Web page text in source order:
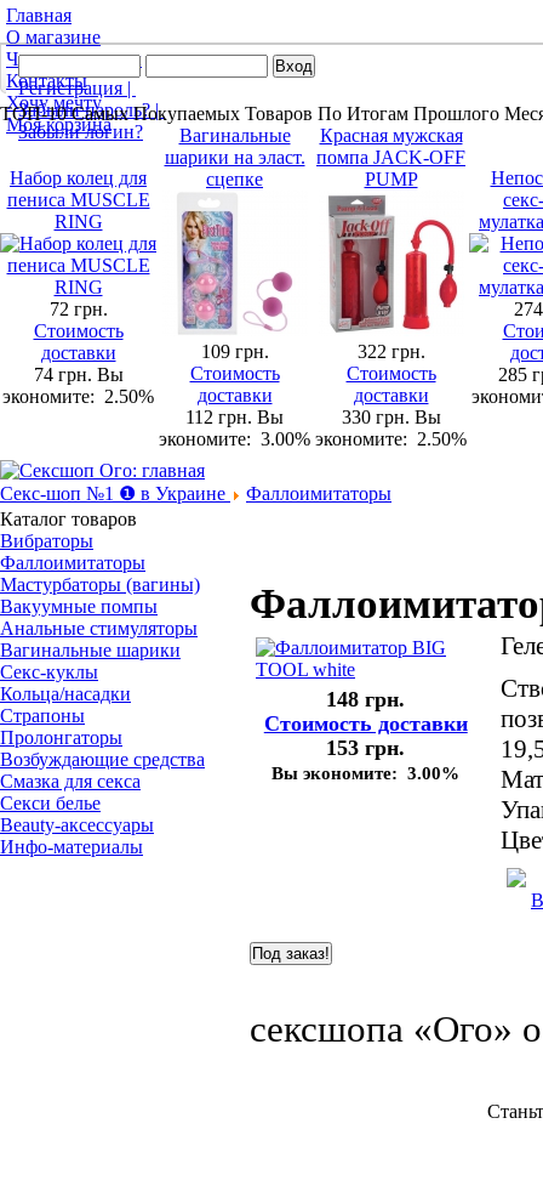
Главная
О магазине
Частые вопросы
Контакты
Хочу мечту
Моя корзина
Регистрация |
Забыли пароль? |
Забыли логин?
ТОП-10Самых Покупаемых Товаров По Итогам Прошлого
Набор колец для
пениса MUSCLE
RING
72 грн.
Стоимость
доставки
74 грн. Вы
экономите: 2.50%
Вагинальные
шарики на эласт.
сцепке
109 грн.
Стоимость
доставки
112 грн. Вы
экономите: 3.00%
Красная мужская
помпа JACK-OFF
PUMP
322 грн.
Стоимость
доставки
330 грн. Вы
экономите: 2.50%
285
Секс-шоп №1 ❶ в Украине
Фаллоимитаторы
Каталог товаров
Вибраторы
Фаллоимитаторы
Мастурбаторы (вагины)
Вакуумные помпы
Анальные стимуляторы
Вагинальные шарики
Секс-куклы
Кольца/насадки
Страпоны
Пролонгаторы
Возбуждающие средства
Смазка для секса
Секси белье
Beauty-аксессуары
Инфо-материалы
148 грн.
Стоимость доставки
153 грн.
Вы экономите:3.00%
сексшопа «Ого»